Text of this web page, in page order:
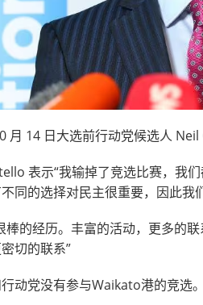
月 14 日大选前行动党候选人
表示“我输掉了竞选比赛，我
同的选择对民主很重要，因此
棒的经历。丰富的活动，更多的
切的联系”
动党没有参与Waikato港的竞选。